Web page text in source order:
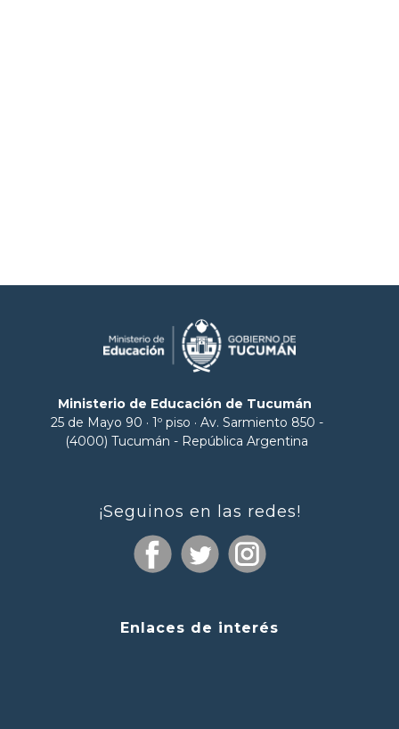
Ministerio de Educación de Tucumán
25 de Mayo 90 · 1º piso · Av. Sarmiento 850 -
(4000) Tucumán - República Argentina
¡Seguinos en las redes!
Enlaces de interés